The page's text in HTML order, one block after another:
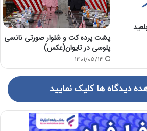
پشت پرده کت و شلوار صورتی نانسی
پلوسی در تایوان(عکس)
1401/05/13
دیدگاه ها کلیک نمایید